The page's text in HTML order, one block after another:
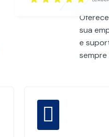
sua
e
sempre